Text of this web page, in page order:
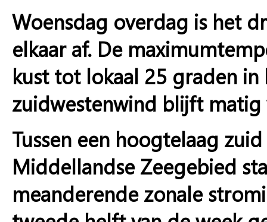
Woensdag overdag is het
elkaar af. De
kust tot lokaal 25 graden
zuidwestenwind blijft matig
Tussen een hoogtelaag
Middellandse Zeegebied
meanderende zonale